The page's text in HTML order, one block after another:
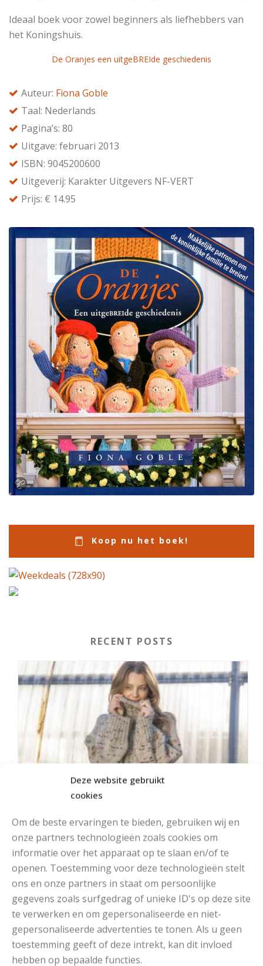
Deze website gebruikt
cookies
Om de beste ervaringen te bieden, gebruiken wij en
onze partners technologieën zoals cookies om
informatie over het apparaat op te slaan en/of te
openen. Toestemming voor deze technologieën stelt
ons en onze partners in staat om persoonlijke
gegevens zoals surfgedrag of unieke ID's op deze site
te verwerken en om gepersonaliseerde en niet-
gepersonaliseerde advertenties te tonen. Als u geen
toestemming geeft of deze intrekt, kan dit invloed
hebben op bepaalde functies.
Ideaal boek voor zowel beginners als liefhebbers van
het Koningshuis.
De Oranjes een uitgeBREIde geschiedenis
Auteur: Fiona Goble
Taal: Nederlands
Pagina’s: 80
Uitgave: februari 2013
ISBN: 9045200600
Uitgeverij: Karakter Uitgevers NF-VERT
Prijs: € 14.95
Koop nu het boek!
RECENT POSTS
MOOIE RUIMVALLENDE COLTRUI BREIEN